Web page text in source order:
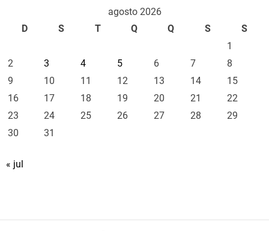
agosto 2026
D
S T Q Q S
S
1
2
3 4 5 6 7
8
9
10 11 12 13 14
15
16
17 18 19 20 21
22
23
24 25 26 27 28
29
30
31
« jul